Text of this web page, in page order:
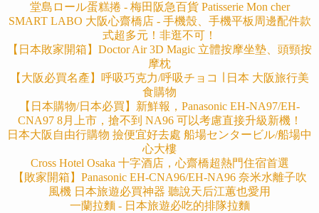
堂島ロール蛋糕捲 - 梅田阪急百貨 Patisserie Mon cher
SMART LABO 大阪心齋橋店 - 手機殼、手機平板周邊配件款
式超多元！非逛不可！
【日本敗家開箱】Doctor Air 3D Magic 立體按摩坐墊、頭頸按
摩枕
【大阪必買名產】呼吸巧克力/呼吸チョコ ∣ 日本 大阪旅行美
食購物
【日本購物/日本必買】新鮮報，Panasonic EH-NA97/EH-
CNA97 8月上市，搶不到 NA96 可以考慮直接升級新機！
日本大阪自由行購物 撿便宜好去處 船場センタービル/船場中
心大樓
Cross Hotel Osaka 十字酒店，心齋橋超熱門住宿首選
【敗家開箱】Panasonic EH-CNA96/EH-NA96 奈米水離子吹
風機 日本旅遊必買神器 聽說天后江蕙也愛用
一蘭拉麵 - 日本旅遊必吃的排隊拉麵